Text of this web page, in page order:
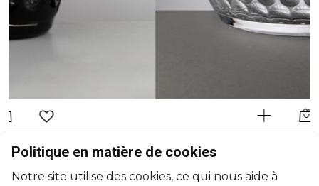
MARIO LUCA GIUSTI
Bol de salade clair
Politique en matière de cookies
Notre site utilise des cookies, ce qui nous aide à